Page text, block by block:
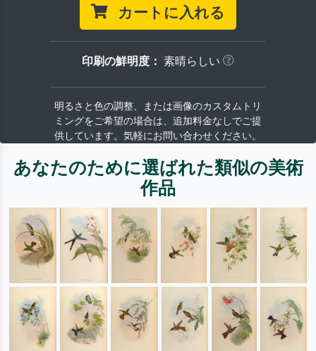
カートに入れる
印刷の鮮明度： 素晴らしい
明るさと色の調整、または画像のカスタムトリ
ミングをご希望の場合は、追加料金なしでご提
供しています。気軽にお問い合わせください。
あなたのために選ばれた類似の美術
作品